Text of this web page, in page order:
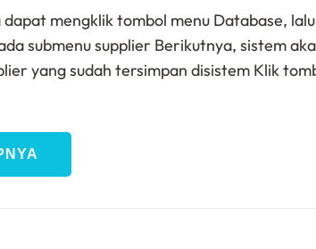
dapat mengklik tombol menu Database, lalu
submenu supplier Berikutnya, sistem
yang sudah tersimpan disistem Klik